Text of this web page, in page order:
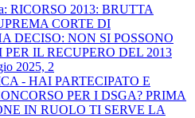
RICORSO 2013: BRUTTA
CORTE DI
DECISO: NON SI POSSONO
PER IL RECUPERO DEL 2013
2025, 2
- HAI PARTECIPATO E
PER I DSGA? PRIMA
IN RUOLO TI SERVE LA